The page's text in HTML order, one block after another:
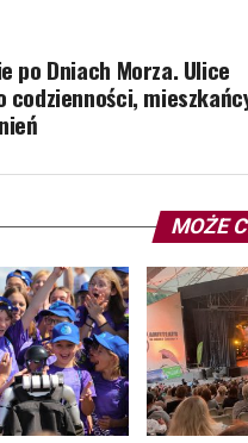
po Dniach Morza. Ulice
codzienności,
MOŻE